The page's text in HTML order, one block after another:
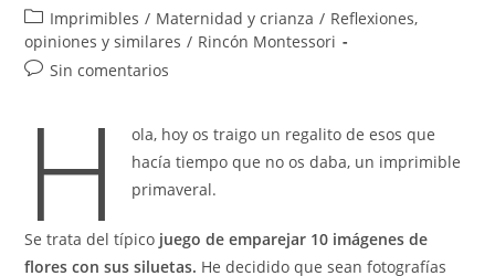
de
la
entrada:
de
la
Categoría
de
la
Imprimibles / Maternidad y crianza / Reflexiones,
opiniones y similares / Rincón Montessori
Comentarios
Sin comentarios
H
ola, hoy os traigo un regalito de esos que
hacía tiempo que no os daba, un imprimible
primaveral.
Se trata del típico juego de emparejar 10 imágenes de
flores con sus siluetas. He decidido que sean fotografías